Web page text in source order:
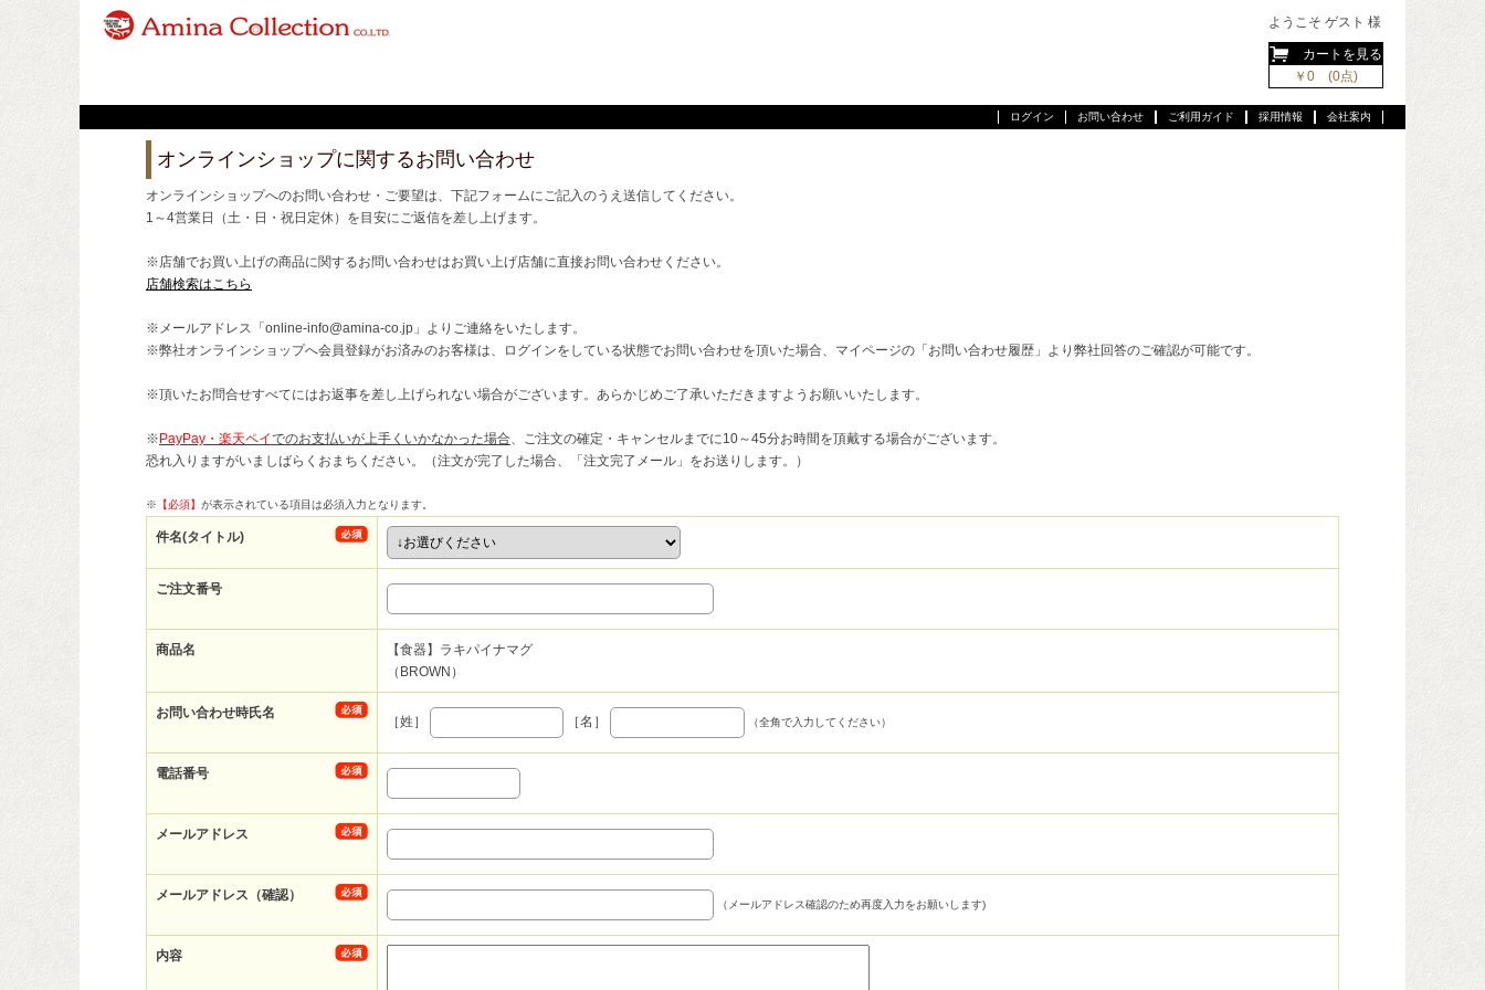
ようこそ ゲスト 様
カートを見る
￥0 (0点)
会社案内
採用情報
ご利用ガイド
お問い合わせ
ログイン
オンラインショップに関するお問い合わせ
オンラインショップへのお問い合わせ・ご要望は、下記フォームにご記入のうえ送信してください。
1～4営業日（土・日・祝日定休）を目安にご返信を差し上げます。
※店舗でお買い上げの商品に関するお問い合わせはお買い上げ店舗に直接お問い合わせください。
店舗検索はこちら
※メールアドレス「online-info@amina-co.jp」よりご連絡をいたします。
※弊社オンラインショップへ会員登録がお済みのお客様は、ログインをしている状態でお問い合わせを頂いた場合、マイページの「お問い合わせ履歴」より弊社回答のご確認が可能です。
※頂いたお問合せすべてにはお返事を差し上げられない場合がございます。あらかじめご了承いただきますようお願いいたします。
※ PayPay・楽天ペイでのお支払いが上手くいかなかった場合、ご注文の確定・キャンセルまでに10～45分お時間を頂戴する場合がございます。
恐れ入りますがいましばらくおまちください。（注文が完了した場合、「注文完了メール」をお送りします。）
※ 【必須】 が表示されている項目は必須入力となります。
件名(タイトル)
ご注文番号
商品名
【食器】ラキパイナマグ
（BROWN）
お問い合わせ時氏名
［姓］ ［名］ （全角で入力してください）
電話番号
メールアドレス
メールアドレス（確認）
（メールアドレス確認のため再度入力をお願いします)
内容